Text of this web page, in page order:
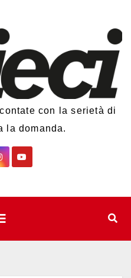
con la serietà di
la domanda.